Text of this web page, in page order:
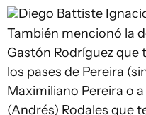
Diego Battiste
También mencionó la
Gastón Rodríguez que
los pases de Pereira
Maximiliano Pereira o
(Andrés) Rodales que